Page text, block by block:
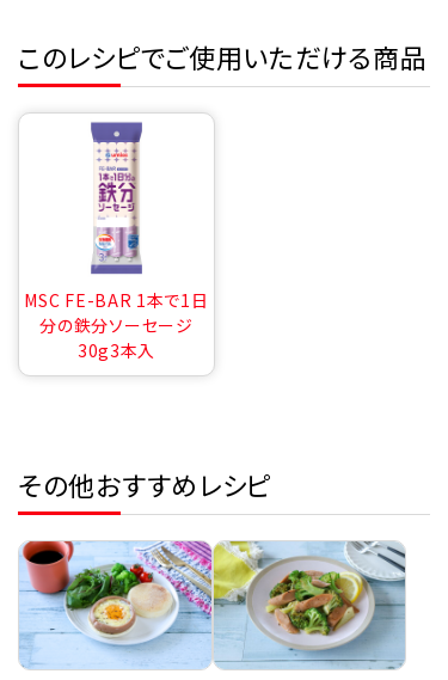
このレシピでご使用いただける商品
MSC FE-BAR 1本で1日
分の鉄分ソーセージ
30g3本入
その他おすすめレシピ